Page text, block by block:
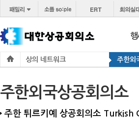
행
행
상의 네트워크 주한외
주한외국상공회의소
주한 튀르키예 상공회의소